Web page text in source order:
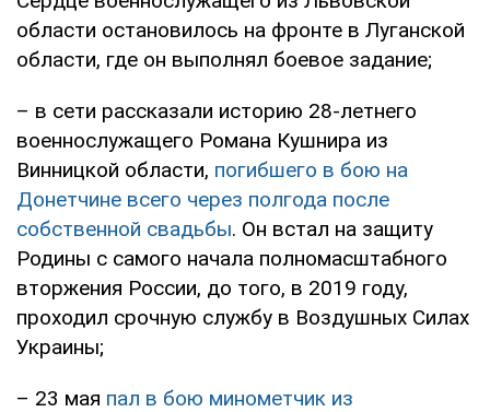
области остановилось на фронте в Луганской
области, где он выполнял боевое задание;
– в сети рассказали историю 28-летнего
военнослужащего Романа Кушнира из
Винницкой области, погибшего в бою на
Донетчине всего через полгода после
собственной свадьбы. Он встал на защиту
Родины с самого начала полномасштабного
вторжения России, до того, в 2019 году,
проходил срочную службу в Воздушных Силах
Украины;
– 23 мая пал в бою минометчик из